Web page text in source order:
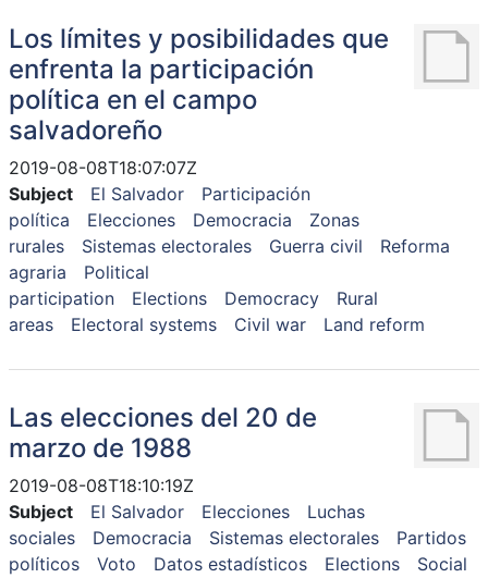
Los límites y posibilidades que
enfrenta la participación
política en el campo
salvadoreño
2019-08-08T18:07:07Z
Subject
El Salvador
Participación
política
Elecciones Democracia
Zonas
rurales
Sistemas electorales Guerra civil
Reforma
agraria
Political
participation
Elections Democracy
Rural
areas
Electoral systems Civil war Land reform
Las elecciones del 20 de
marzo de 1988
2019-08-08T18:10:19Z
Subject
El Salvador Elecciones
Luchas
sociales
Democracia Sistemas electorales
Partidos
políticos
Voto Datos estadísticos Elections
Social